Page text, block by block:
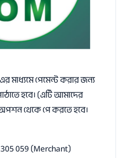
মাধ্যমে পেমেন্ট করার জন্য
হবে। (এটি আমাদের
অপশন থেকে পে করতে হবে।
305 059 (Merchant)